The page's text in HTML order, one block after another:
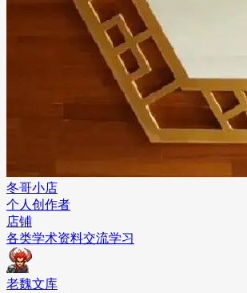
冬哥小店
个人创作者
店铺
各类学术资料交流学习
老魏文库